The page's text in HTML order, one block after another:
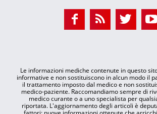
Le informazioni mediche contenute in questo
informative e non sostituiscono in alcun modo il
il trattamento imposto dal medico e non
medico-paziente. Raccomandiamo sempre di
medico curante o a uno specialista per
riportata. L'aggiornamento degli articoli è